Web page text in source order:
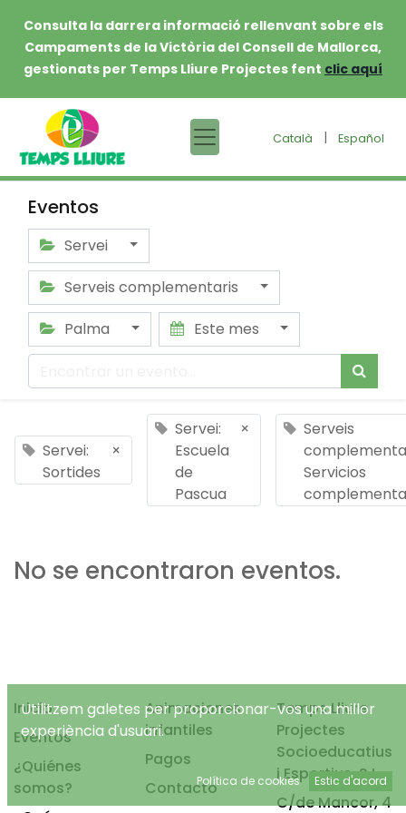
Consulta la darrera informació rellenvant sobre els
Campaments de la Victòria del Consell de Mallorca,
gestionats per Temps Lliure Projectes fent clic aquí
Català | Español
Eventos
Servei
Serveis complementaris
Palma
Este mes
Servei:
Sortides
×
Servei:
Escuela
de
Pascua
×
Serveis
Servicios
No se encontraron eventos.
Inicio
Eventos
¿Quiénes
somos?
Animaciones
infantiles
Pagos
Contacto
Temps Lliure
Projectes
Socioeducatius
i Esportius, S.L.
C/de Mancor, 4
Utilitzem galetes per proporcionar-vos una millor
experiència d'usuari.
Política de cookies Estic d'acord